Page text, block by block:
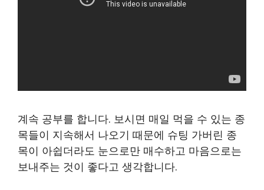
계속 공부를 합니다. 보시면 매일 먹을 수 있는 종
목들이 지속해서 나오기 때문에 슈팅 가버린 종
목이 아쉽더라도 눈으로만 매수하고 마음으로는
보내주는 것이 좋다고 생각합니다.